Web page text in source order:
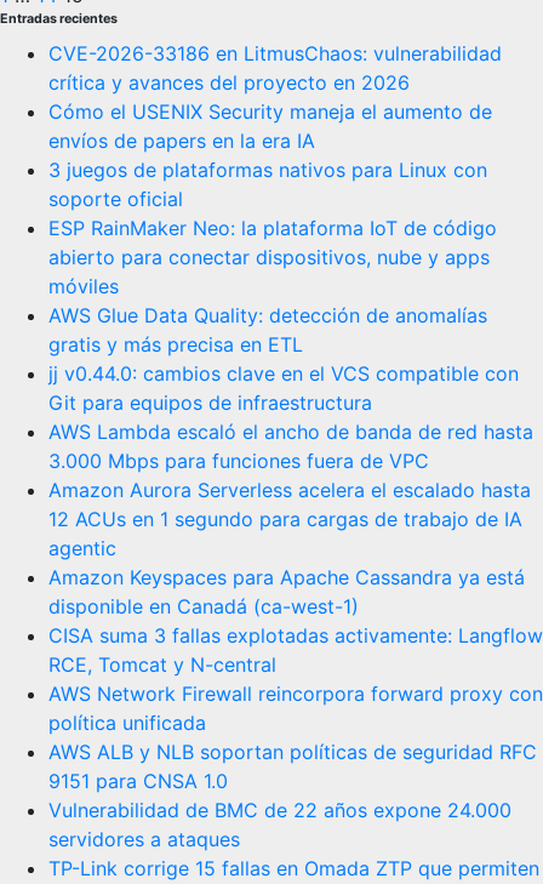
de
entradas
Entradas recientes
CVE-2026-33186 en LitmusChaos: vulnerabilidad
crítica y avances del proyecto en 2026
Cómo el USENIX Security maneja el aumento de
envíos de papers en la era IA
3 juegos de plataformas nativos para Linux con
soporte oficial
ESP RainMaker Neo: la plataforma IoT de código
abierto para conectar dispositivos, nube y apps
móviles
AWS Glue Data Quality: detección de anomalías
gratis y más precisa en ETL
jj v0.44.0: cambios clave en el VCS compatible con
Git para equipos de infraestructura
AWS Lambda escaló el ancho de banda de red hasta
3.000 Mbps para funciones fuera de VPC
Amazon Aurora Serverless acelera el escalado hasta
12 ACUs en 1 segundo para cargas de trabajo de IA
agentic
Amazon Keyspaces para Apache Cassandra ya está
disponible en Canadá (ca-west-1)
CISA suma 3 fallas explotadas activamente: Langflow
RCE, Tomcat y N-central
AWS Network Firewall reincorpora forward proxy con
política unificada
AWS ALB y NLB soportan políticas de seguridad RFC
9151 para CNSA 1.0
Vulnerabilidad de BMC de 22 años expone 24.000
servidores a ataques
TP-Link corrige 15 fallas en Omada ZTP que permiten